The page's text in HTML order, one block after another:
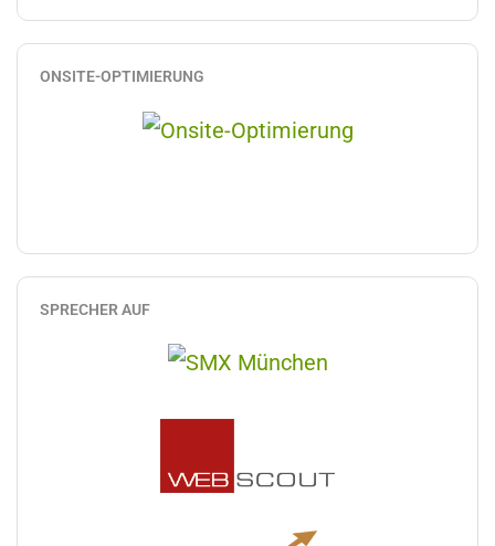
ONSITE-OPTIMIERUNG
SPRECHER AUF